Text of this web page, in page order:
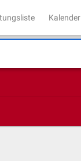
Kalender